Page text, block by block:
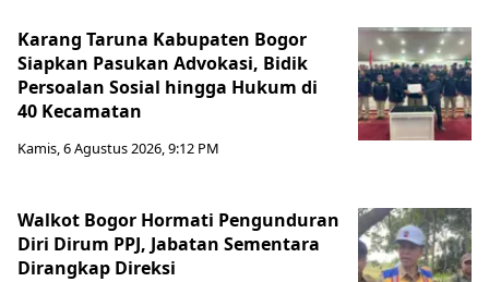
Karang Taruna Kabupaten Bogor
Siapkan Pasukan Advokasi, Bidik
Persoalan Sosial hingga Hukum di
40 Kecamatan
Kamis, 6 Agustus 2026, 9:12 PM
Walkot Bogor Hormati Pengunduran
Diri Dirum PPJ, Jabatan Sementara
Dirangkap Direksi